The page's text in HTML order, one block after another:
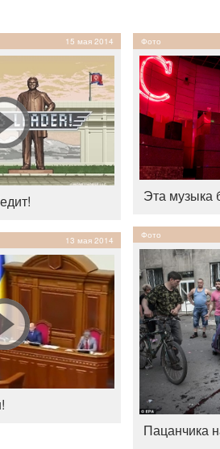
15 мая 2014
13 мая 2014
Фото
Эта музыка
Фото
Пацанчика